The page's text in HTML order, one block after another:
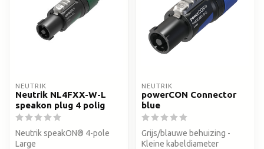
NEUTRIK
Neutrik NL4FXX-W-L
speakon plug 4 polig
Neutrik speakON® 4-pole
Large
NEUTRIK
powerCON Connector
blue
Grijs/blauwe behuizing -
Kleine kabeldiameter